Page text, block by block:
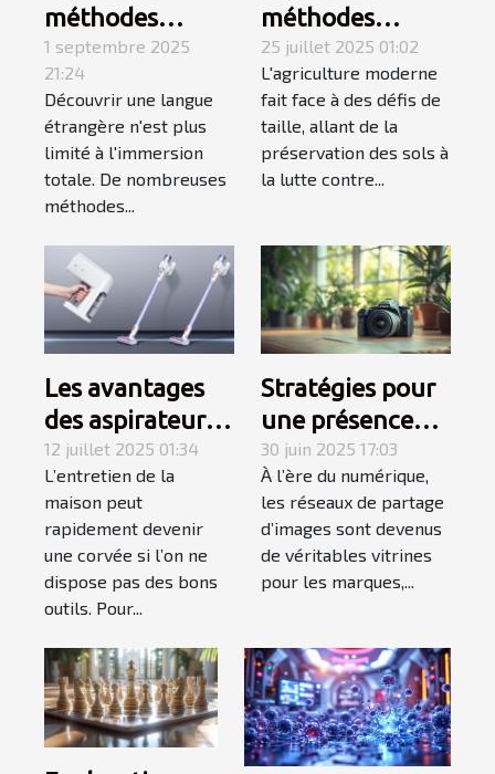
méthodes
alternatives à
l'immersion
pour
l'apprentissage
des langues
1 septembre 2025
21:24
Découvrir une langue
étrangère n'est plus
limité à l'immersion
totale. De nombreuses
méthodes...
méthodes
ancestrales dans
l'agriculture
moderne
25 juillet 2025 01:02
L'agriculture moderne
fait face à des défis de
taille, allant de la
préservation des sols à
la lutte contre...
Les avantages
des aspirateurs
balais sans fil
pour un ménage
efficace
12 juillet 2025 01:34
L’entretien de la
maison peut
rapidement devenir
une corvée si l’on ne
dispose pas des bons
outils. Pour...
Stratégies pour
une présence
efficace sur les
réseaux de
partage
d'images
30 juin 2025 17:03
À l’ère du numérique,
les réseaux de partage
d’images sont devenus
de véritables vitrines
pour les marques,...